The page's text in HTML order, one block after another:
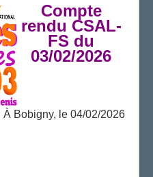
Compte
rendu CSAL-
FS du
03/02/2026
À Bobigny, le 04/02/2026